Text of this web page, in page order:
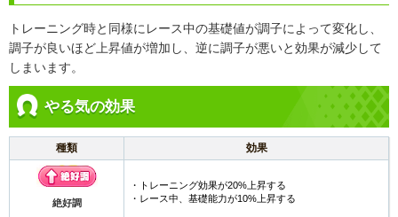
トレーニング時と同様にレース中の基礎値が調子によって変化し、
調子が良いほど上昇値が増加し、逆に調子が悪いと効果が減少して
しまいます。
やる気の効果
種類 効果
絶好調
・トレーニング効果が20%上昇する
・レース中、基礎能力が10%上昇する